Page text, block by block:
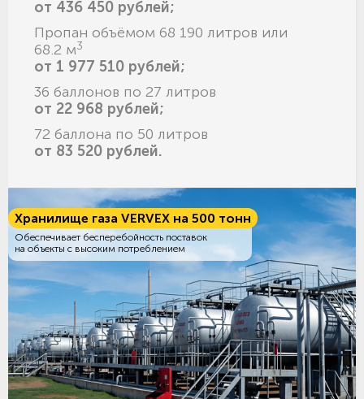
от 436 450 рублей;
Пропан объёмом 68 190 литров или
68.2 м3
от 1 977 510 рублей;
36 баллонов по 27 литров
от 22 968 рублей;
72 баллона по 50 литров
от 83 520 рублей.
Хранилище газа VERVEX на 500 тонн
Обеспечивает бесперебойность поставок
на объекты с высоким потреблением